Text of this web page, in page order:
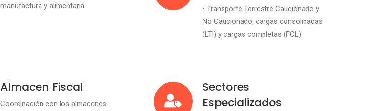
manufactura y alimentaria
• Transporte Terrestre Caucionado y
No Caucionado, cargas consolidadas
(LTl) y cargas completas (FCL)
Almacen Fiscal
Coordinación con los almacenes
Sectores
Especializados